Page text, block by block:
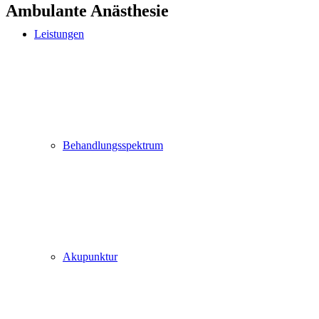
Leistungen
Behandlungsspektrum
Akupunktur
Ambulante Anästhesie